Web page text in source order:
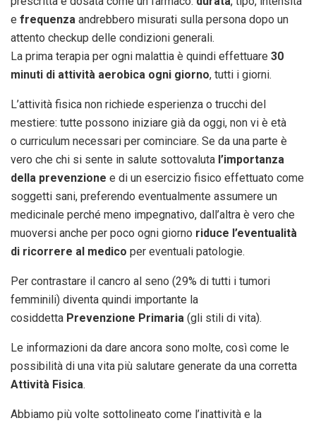
e frequenza andrebbero misurati sulla persona dopo un
attento checkup delle condizioni generali.
La prima terapia per ogni malattia è quindi effettuare 30
minuti di attività aerobica ogni giorno, tutti i giorni.
L’attività fisica non richiede esperienza o trucchi del
mestiere: tutte possono iniziare già da oggi, non vi è età
o curriculum necessari per cominciare. Se da una parte è
vero che chi si sente in salute sottovaluta l’importanza
della prevenzione e di un esercizio fisico effettuato come
soggetti sani, preferendo eventualmente assumere un
medicinale perché meno impegnativo, dall’altra è vero che
muoversi anche per poco ogni giorno riduce l’eventualità
di ricorrere al medico per eventuali patologie.
Per contrastare il cancro al seno (29% di tutti i tumori
femminili) diventa quindi importante la
cosiddetta Prevenzione Primaria (gli stili di vita).
Le informazioni da dare ancora sono molte, così come le
possibilità di una vita più salutare generate da una corretta
Attività Fisica.
Abbiamo più volte sottolineato come l’inattività e la